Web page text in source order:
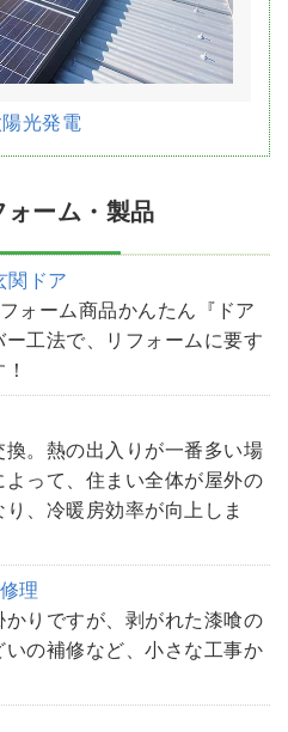
光発電
ォーム・製品
関ドア
ォーム商品かんたん『ドア
工法で、リフォームに要す
。熱の出入りが一番多い場
って、住まい全体が屋外の
、冷暖房効率が向上しま
理
りですが、剥がれた漆喰の
の補修など、小さな工事か